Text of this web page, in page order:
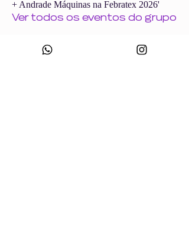
+ Andrade Máquinas na Febratex 2026'
Ver todos os eventos do grupo